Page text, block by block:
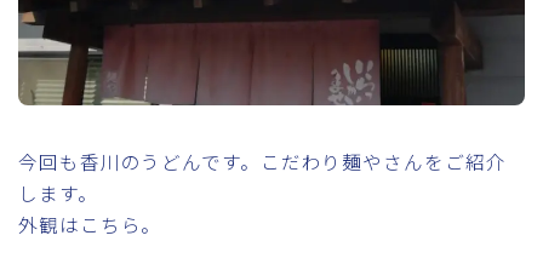
今回も香川のうどんです。こだわり麺やさんをご紹介
します。
外観はこちら。